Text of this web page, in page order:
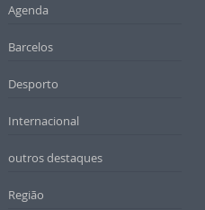
Agenda
Barcelos
Desporto
Internacional
outros destaques
Região